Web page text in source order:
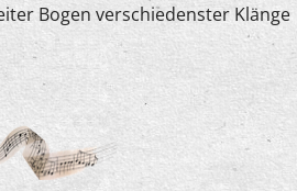
Bogen verschiedenster Klänge
im Schloß Bamenohl